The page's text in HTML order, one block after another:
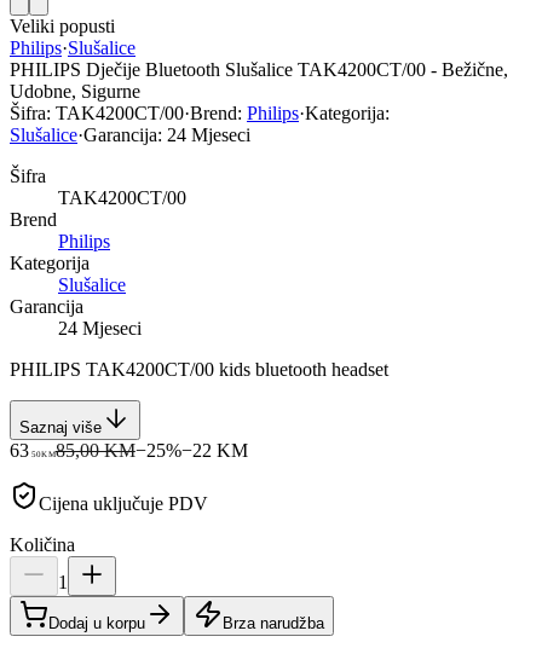
Veliki popusti
Philips·Slušalice
PHILIPS Dječije Bluetooth Slušalice TAK4200CT/00 - Bežične,
Udobne, Sigurne
Šifra: TAK4200CT/00·Brend: Philips·Kategorija:
Slušalice·Garancija: 24 Mjeseci
Šifra
TAK4200CT/00
Brend
Philips
Kategorija
Slušalice
Garancija
24 Mjeseci
PHILIPS TAK4200CT/00 kids bluetooth headset
Saznaj više
63 50KM85,00 KM−25%−22 KM
Cijena uključuje PDV
Količina
1
Dodaj u korpu Brza narudžba